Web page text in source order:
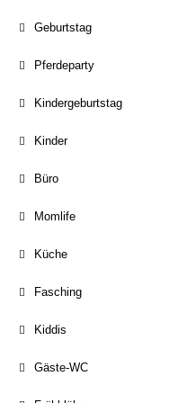
Geburtstag
Pferdeparty
Kindergeburtstag
Kinder
Büro
Momlife
Küche
Fasching
Kiddis
Gäste-WC